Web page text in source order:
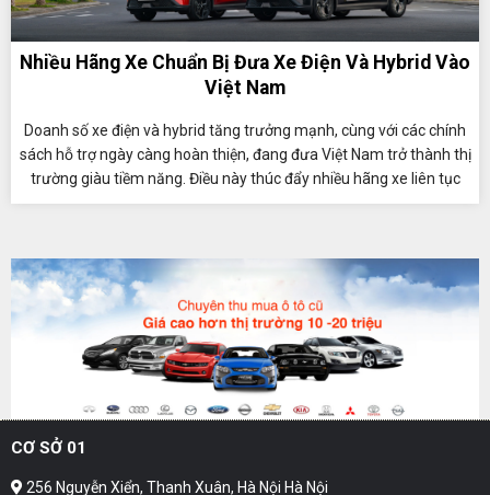
Nhiều Hãng Xe Chuẩn Bị Đưa Xe Điện Và Hybrid Vào
Việt Nam
Doanh số xe điện và hybrid tăng trưởng mạnh, cùng với các chính
sách hỗ trợ ngày càng hoàn thiện, đang đưa Việt Nam trở thành thị
trường giàu tiềm năng. Điều này thúc đẩy nhiều hãng xe liên tục
đưa các mẫu xe điện hóa mới đến người tiêu dùng.
CƠ SỞ 01
256 Nguyễn Xiển, Thanh Xuân, Hà Nội Hà Nội